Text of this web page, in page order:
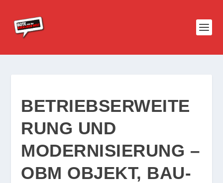
BETRIEBSERWEITE
RUNG UND
MODERNISIERUNG –
OBM OBJEKT, BAU-